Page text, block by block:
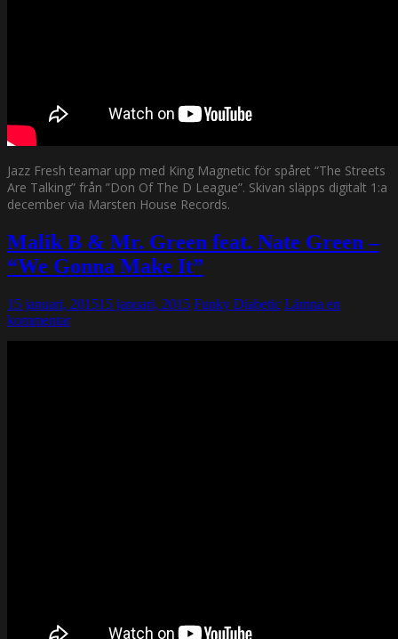
Jazz Fresh teamar upp med King Magnetic för spåret “The Streets
Are Talking” från ”Don Of The D League”. Skivan släpps digitalt 1:a
december via Marsten House Records.
Malik B & Mr. Green feat. Nate Green –
“We Gonna Make It”
15 januari, 201515 januari, 2015 Funky Diabetic Lämna en
kommentar